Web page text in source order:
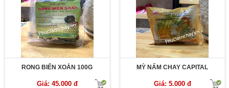
RONG BIỂN XOẮN 100G
Giá: 45.000 đ
MỲ NẤM CHAY CAPITAL
Giá: 5.000 đ